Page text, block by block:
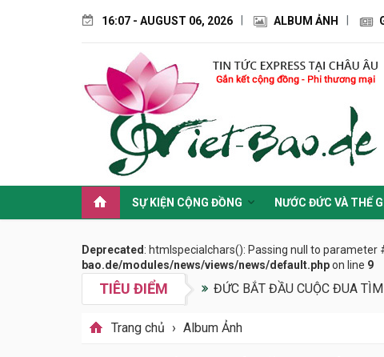
16:07 - AUGUST 06, 2026 ALBUM ẢNH
SỰ KIỆN CỘNG ĐỒNG NƯỚC ĐỨC VÀ THẾ
Deprecated : htmlspecialchars(): Passing null to
bao.de/modules/news/views/news/default.phpon line 9
TIÊU ĐIỂM ĐỨC BẮT ĐẦU CUỘC ĐUA
Trang chủ › Album Ảnh